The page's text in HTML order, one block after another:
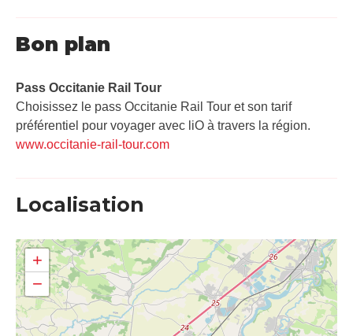
Bon plan
Pass Occitanie Rail Tour​
Choisissez le pass Occitanie Rail Tour et son tarif
préférentiel pour voyager avec liO à travers la région.
www.occitanie-rail-tour.com
Localisation
+
−